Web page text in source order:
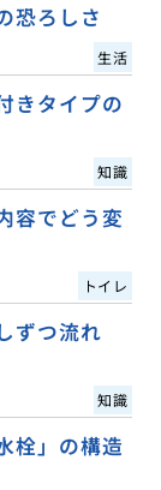
恐ろしさ
生活
きタイプの
知識
容でどう変
トイレ
ずつ流れ
知識
栓」の構造